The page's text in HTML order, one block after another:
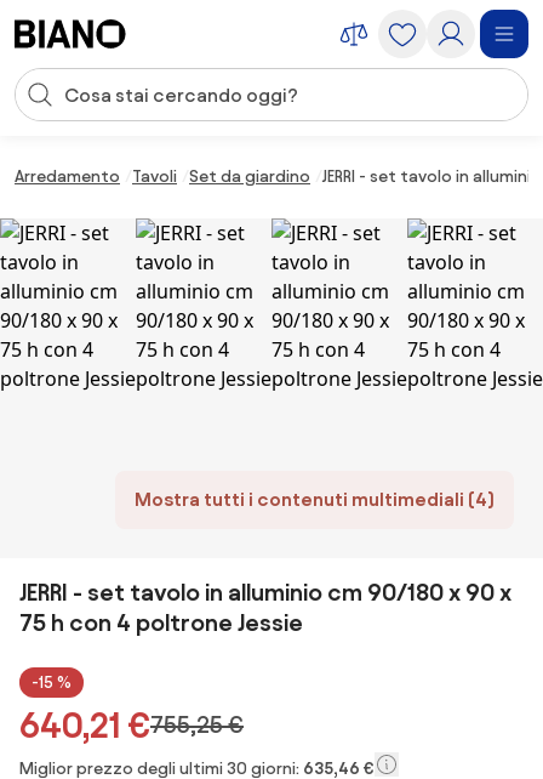
Input della ricerca
Arredamento Tavoli Set da giardino JERRI - set tavolo in
Mostra tutti i contenuti multimediali (4)
JERRI - set tavolo in alluminio cm 90/180 x 90 x
75 h con 4 poltrone Jessie
-15 %
640,21 €755,25 €
Miglior prezzo degli ultimi 30 giorni: 635,46 €